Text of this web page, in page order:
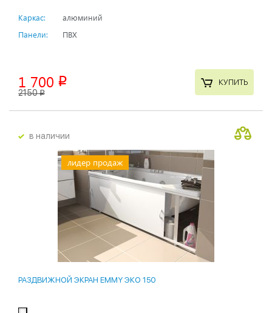
Каркас:
алюминий
Панели:
ПВХ
1 700 p
2150p
КУПИТЬ
в наличии
лидер продаж
РАЗДВИЖНОЙ ЭКРАН EMMY ЭКО 150